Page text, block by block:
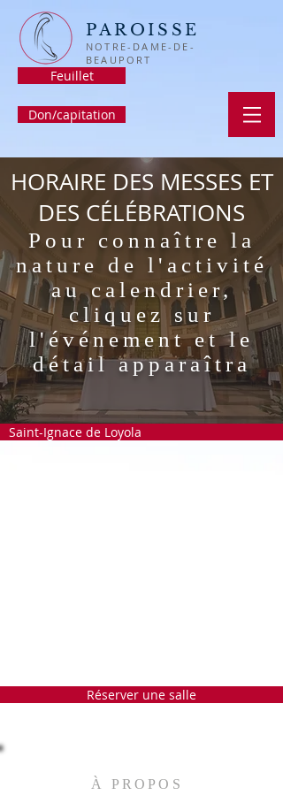
PAROISSE
NOTRE-DAME-DE-
BEAUPORT
Feuillet
Don/capitation
HORAIRE DES MESSES ET
DES CÉLÉBRATIONS
Pour connaître la
nature de l'activité
au calendrier,
cliquez sur
l'événement et le
détail apparaîtra
Saint-Ignace de Loyola
Réserver une salle
À PROPOS